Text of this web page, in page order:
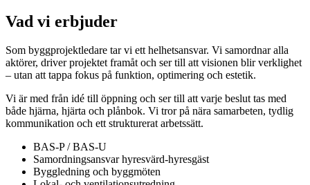
Vad vi erbjuder
Som byggprojektledare tar vi ett helhetsansvar. Vi samordnar alla
aktörer, driver projektet framåt och ser till att visionen blir verklighet
– utan att tappa fokus på funktion, optimering och estetik.
Vi är med från idé till öppning och ser till att varje beslut tas med
både hjärna, hjärta och plånbok. Vi tror på nära samarbeten, tydlig
kommunikation och ett strukturerat arbetssätt.
BAS-P / BAS-U
Samordningsansvar hyresvärd-hyresgäst
Byggledning och byggmöten